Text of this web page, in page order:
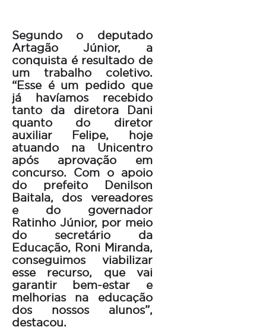
Segundo o deputado
Artagão Júnior, a
conquista é resultado de
um trabalho coletivo.
“Esse é um pedido que
já havíamos recebido
tanto da diretora Dani
quanto do diretor
auxiliar Felipe, hoje
atuando na Unicentro
após aprovação em
concurso. Com o apoio
do prefeito Denilson
Baitala, dos vereadores
e do governador
Ratinho Júnior, por meio
do secretário da
Educação, Roni Miranda,
conseguimos viabilizar
esse recurso, que vai
garantir bem-estar e
melhorias na educação
dos nossos alunos”,
destacou.